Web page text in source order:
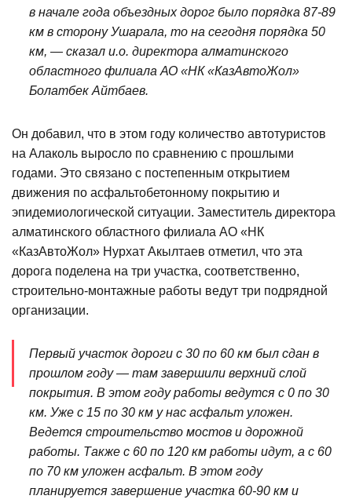
в начале года объездных дорог было порядка 87-89
км в сторону Ушарала, то на сегодня порядка 50
км, — сказал и.о. директора алматинского
областного филиала АО «НК «КазАвтоЖол»
Болатбек Айтбаев.
Он добавил, что в этом году количество автотуристов
на Алаколь выросло по сравнению с прошлыми
годами. Это связано с постепенным открытием
движения по асфальтобетонному покрытию и
эпидемиологической ситуации. Заместитель директора
алматинского областного филиала АО «НК
«КазАвтоЖол» Нурхат Акылтаев отметил, что эта
дорога поделена на три участка, соответственно,
строительно-монтажные работы ведут три подрядной
организации.
Первый участок дороги с 30 по 60 км был сдан в
прошлом году — там завершили верхний слой
покрытия. В этом году работы ведутся с 0 по 30
км. Уже с 15 по 30 км у нас асфальт уложен.
Ведется строительство мостов и дорожной
работы. Также с 60 по 120 км работы идут, а с 60
по 70 км уложен асфальт. В этом году
планируется завершение участка 60-90 км и